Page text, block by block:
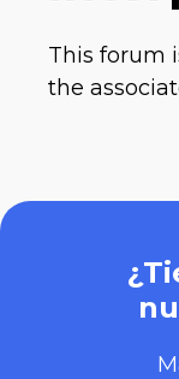
This forum
the